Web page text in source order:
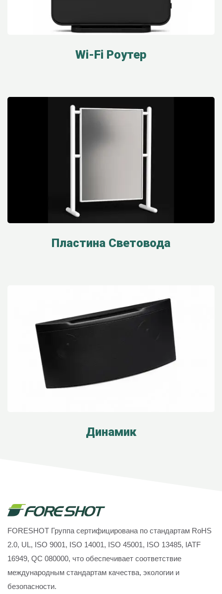
Wi-Fi Роутер
Пластина Световода
Динамик
FORESHOT Группа сертифицирована по стандартам RoHS
2.0, UL, ISO 9001, ISO 14001, ISO 45001, ISO 13485, IATF
16949, QC 080000, что обеспечивает соответствие
международным стандартам качества, экологии и
безопасности.